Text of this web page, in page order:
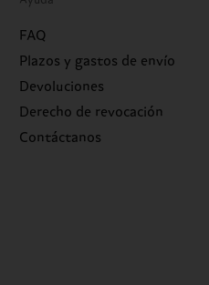
FAQ
Plazos y gastos de envío
Devoluciones
Derecho de revocación
Contáctanos